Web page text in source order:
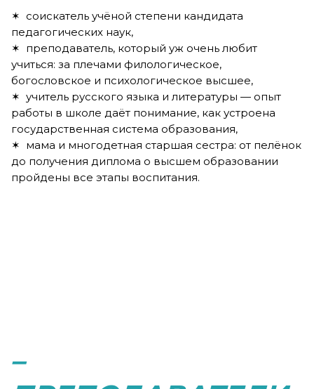
✶ соискатель учёной степени кандидата
педагогических наук,
✶ преподаватель, который уж очень любит
учиться: за плечами филологическое,
богословское и психологическое высшее,
✶ учитель русского языка и литературы — опыт
работы в школе даёт понимание, как устроена
государственная система образования,
✶ мама и многодетная старшая сестра: от пелёнок
до получения диплома о высшем образовании
пройдены все этапы воспитания.
–